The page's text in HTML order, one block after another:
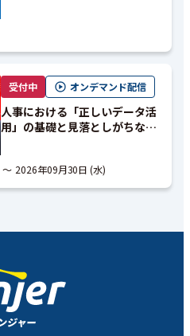
受付中 オンデマンド配信
人事における「正しいデータ活
用」の基礎と見落としがちなこ
2026年09月30日 (水)